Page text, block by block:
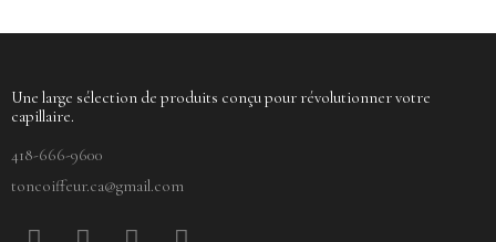
Une large sélection de produits conçu pour révolutionner votre
capillaire.
418-666-9600
toncoiffeur.ca@gmail.com
F P Y I